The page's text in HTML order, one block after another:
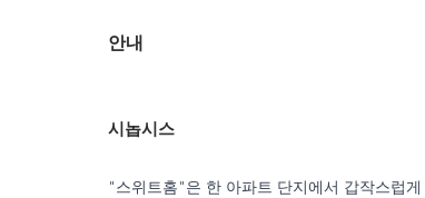
안내
시놉시스
"스위트홈"은 한 아파트 단지에서 갑작스럽